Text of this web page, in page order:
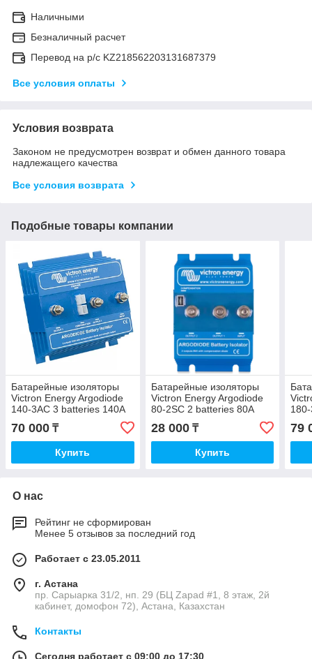
Наличными
Безналичный расчет
Перевод на р/с KZ218562203131687379
Все условия оплаты
Условия возврата
Законом не предусмотрен возврат и обмен данного товара
надлежащего качества
Все условия возврата
Подобные товары компании
Батарейные изоляторы
Victron Energy Argodiode
140-3AC 3 batteries 140A
70 000 ₸
Купить
Батарейные изоляторы
Victron Energy Argodiode
80-2SC 2 batteries 80A
28 000₸
Купить
79
О нас
Рейтинг не сформирован
Менее 5 отзывов за последний год
Работает с 23.05.2011
г. Астана
пр. Сарыарка 31/2, нп. 29 (БЦ Zapad #1, 8 этаж, 2й
кабинет, домофон 72), Астана, Казахстан
Контакты
Сегодня работает с 09:00 до 17:30